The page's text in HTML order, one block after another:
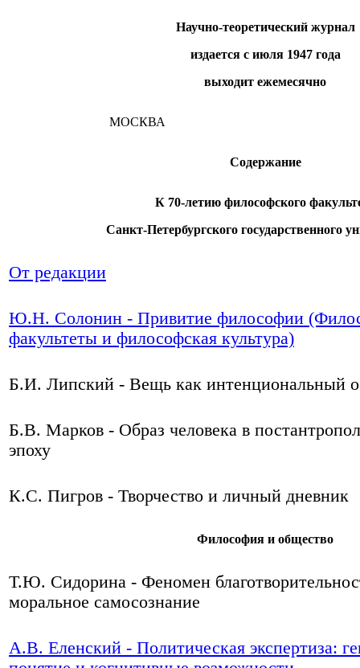
Научно-теоретический журнал
издается с июля 1947 года
выходит ежемесячно
МОСКВА
Содержание
К 70-летию философского
Санкт-Петербургского государственного
От редакции
Ю.Н. Солонин - Привитие философии
факультеты и философская культура)
Б.И. Липский - Вещь как интенциональный
Б.В. Марков - Образ человека в
эпоху
К.С. Пигров - Творчество и личный дневник
Философия и общество
Т.Ю. Сидорина - Феномен
моральное самосознание
А.В. Еленский - Политическая экспертиза: